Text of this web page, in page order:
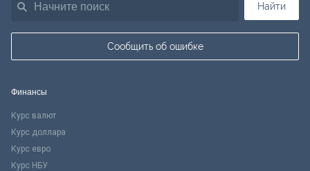
Найти
Сообщить об ошибке
Финансы
Курс валют
Курс доллара
Курс евро
Курс НБУ